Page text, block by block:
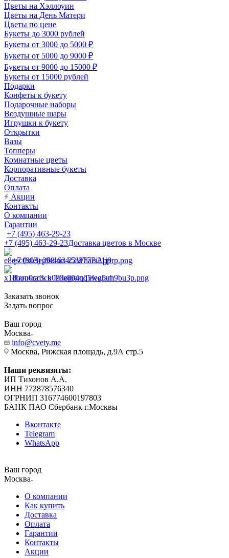
Цветы на Хэллоуин
Цветы на День Матери
Цветы по цене
Букеты до 3000 рублей
Букеты от 3000 до 5000 ₽
Букеты от 5000 до 9000 ₽
Букеты от 9000 до 15000 ₽
Букеты от 15000 рублей
Подарки
Конфеты к букету
Подарочные наборы
Воздушные шары
Игрушки к букету
Открытки
Вазы
Топперы
Комнатные цветы
Корпоративные букеты
Доставка
Оплата
Акции
Контакты
О компании
Гарантии
+7 (495) 463-29-23
+7 (495) 463-29-23Доставка цветов в Москве
+7 (903) 268-62-22WhatsApp
Написать в TelegramTelegram
Заказать звонок
Задать вопрос
Ваш город
Москва
info@cvety.me
Москва, Рижская площадь, д.9А стр.5
Наши реквизиты:
ИП Тихонов А.А.
ИНН 772878576340
ОГРНИП 316774600197803
БАНК ПАО Сбербанк г.Москвы
Вконтакте
Telegram
WhatsApp
Ваш город
Москва
О компании
Как купить
Доставка
Оплата
Гарантии
Контакты
Акции